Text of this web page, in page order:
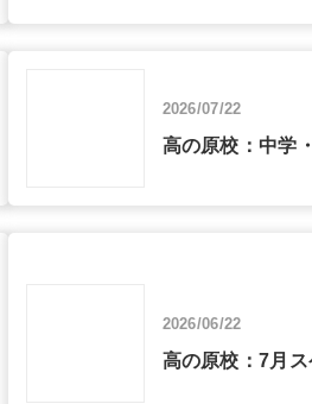
2026/07/22
高の原校：中学
2026/06/22
高の原校：7月